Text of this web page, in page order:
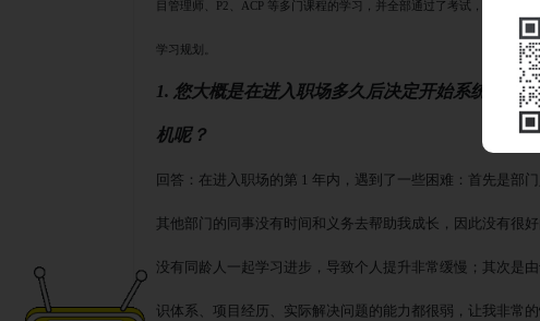
目管理师、 P2、ACP 等多门课程的学习，并全部通过了考试，目前正在
学习规划。
1. 您大概是在进入职场多久后决定开始系统化学
机呢？
回答：在进入职场的第 1 年内，遇到了一些困难：首先是部
其他部门的同事没有时间和义务去帮助我成长，因此没有很
没有同龄人一起学习进步，导致个人提升非常缓慢；其次是
识体系、项目经历、实际解决问题的能力都很弱，让我非常